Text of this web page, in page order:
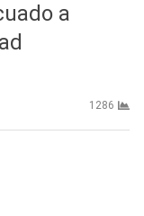
a
1286